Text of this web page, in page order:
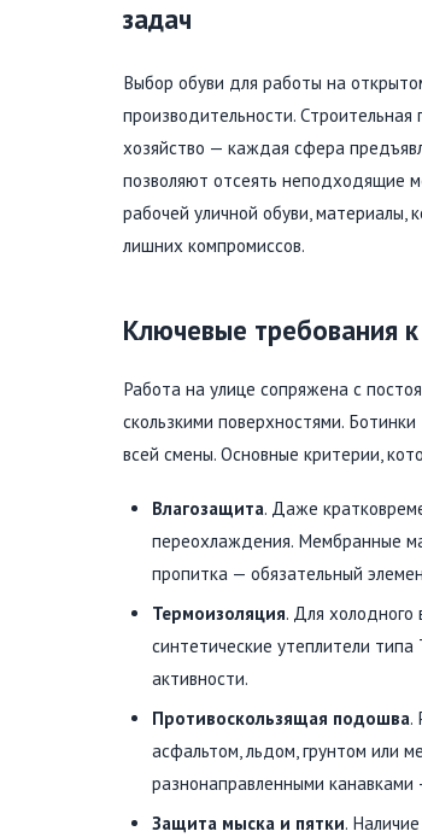
задач
Выбор обуви для работы на
производительности. Строительная
хозяйство — каждая сфера
позволяют отсеять неподходящие
рабочей уличной обуви, материалы,
лишних компромиссов.
Ключевые требования
Работа на улице сопряжена с
скользкими поверхностями.
всей смены. Основные критерии,
Влагозащита. Даже
переохлаждения. Мембранные
пропитка — обязательный
Термоизоляция. Для холодного
синтетические утеплители
активности.
Противоскользящая подошва.
асфальтом, льдом, грунтом или
разнонаправленными
Защита мыска и пятки.